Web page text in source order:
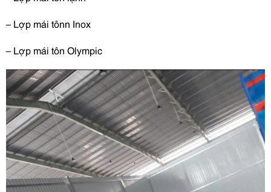
– Lợp mái tônn Inox
– Lợp mái tôn Olympic